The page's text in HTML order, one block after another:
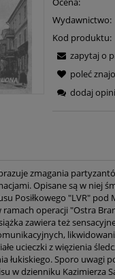
Wydawnictwo:
Kod produktu:
zapytaj o
poleć
dodaj
zmagania
Opisane są w niej
Posiłkowego "LVR" pod
operacji "Ostra
zawiera też
ucieczki z więzienia
łukiskiego. Sporo uwagi
w dzienniku Kazimierza